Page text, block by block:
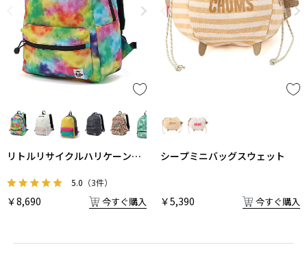
リトルリサイクルハリケーンデ
5.0 （3件）
￥8,690 今すぐ購入
シープミニバッグスウェット
￥5,390 今すぐ購入